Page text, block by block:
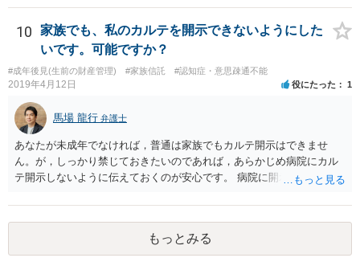
10
家族でも、私のカルテを開示できないようにした
いです。可能ですか？
#成年後見(生前の財産管理) #家族信託 #認知症・意思疎通不能
2019年4月12日 役にたった 1
馬場 龍行 弁護士
あなたが未成年でなければ，普通は家族でもカルテ開示はできませ
ん。が，しっかり禁じておきたいのであれば，あらかじめ病院にカル
テ開示しないように伝えておくのが安心です。 病院に開示しないよう
可能性は低いのでコストパフォーマンスとしてはどうかなという感じ
がします。
もっとみる